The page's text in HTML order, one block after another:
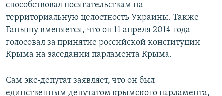
способствовал посягательствам на
территориальную целостность Украины. Также
Ганышу вменяется, что он 11 апреля 2014 года
голосовал за принятие российской конституции
Крыма на заседании парламента Крыма.
Сам экс-депутат заявляет, что он был
единственным депутатом крымского парламента,